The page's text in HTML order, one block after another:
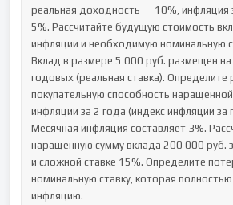
реальная доходность — 10%, инфляция
5%. Рассчитайте будущую стоимость
инфляции и необходимую номинальную
Вклад в размере 5 000 руб. размещен
годовых (реальная ставка). Определите
покупательную способность
инфляции за 2 года (индекс инфляции
Месячная инфляция составляет 3%.
наращенную сумму вклада 200 000 руб.
и сложной ставке 15%. Определите
номинальную ставку, которая
инфляцию.